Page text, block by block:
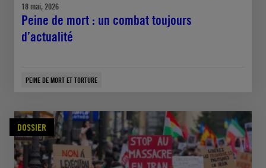
18 mai, 2026
Peine de mort : un combat toujours
d’actualité
PEINE DE MORT ET TORTURE
DOSSIER